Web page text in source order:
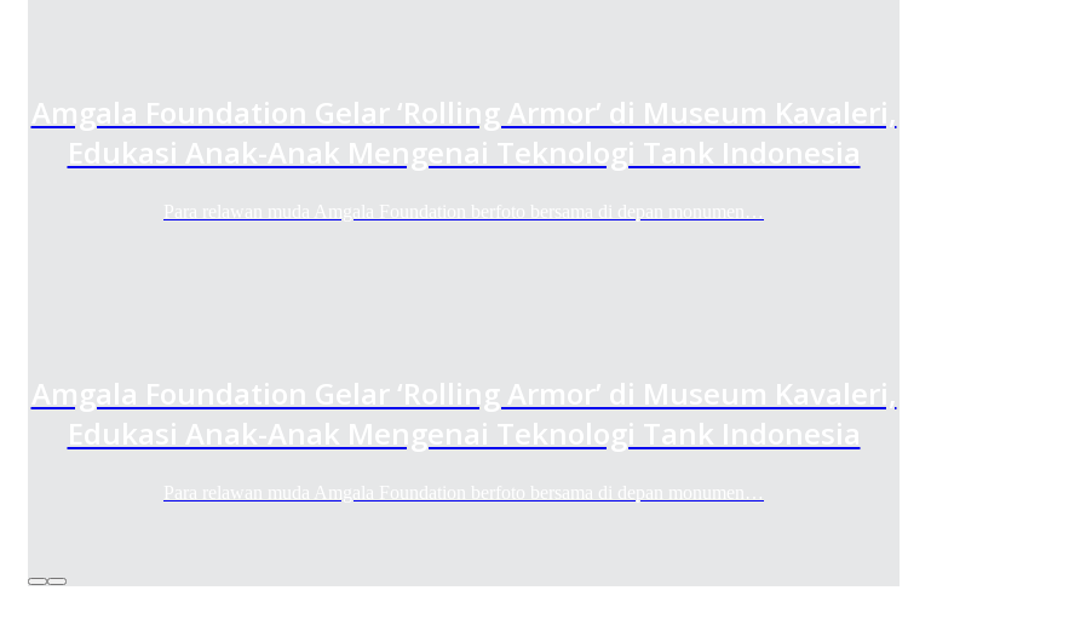
Amgala Foundation Gelar ‘Rolling Armor’ di Museum Kavaleri,
Edukasi Anak-Anak Mengenai Teknologi Tank Indonesia
Para relawan muda Amgala Foundation berfoto bersama di depan monumen…
Amgala Foundation Gelar ‘Rolling Armor’ di Museum Kavaleri,
Edukasi Anak-Anak Mengenai Teknologi Tank Indonesia
Para relawan muda Amgala Foundation berfoto bersama di depan monumen…